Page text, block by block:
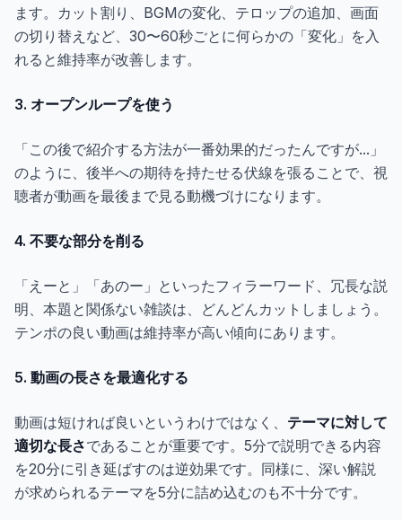
ます。カット割り、BGMの変化、テロップの追加、画面
の切り替えなど、30〜60秒ごとに何らかの「変化」を入
れると維持率が改善します。
3. オープンループを使う
「この後で紹介する方法が一番効果的だったんですが...」
のように、後半への期待を持たせる伏線を張ることで、視
聴者が動画を最後まで見る動機づけになります。
4. 不要な部分を削る
「えーと」「あのー」といったフィラーワード、冗長な説
明、本題と関係ない雑談は、どんどんカットしましょう。
テンポの良い動画は維持率が高い傾向にあります。
5. 動画の長さを最適化する
動画は短ければ良いというわけではなく、 テーマに対して
適切な長さであることが重要です。5分で説明できる内容
を20分に引き延ばすのは逆効果です。同様に、深い解説
が求められるテーマを5分に詰め込むのも不十分です。